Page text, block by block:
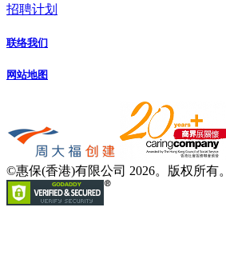
招聘计划
联络我们
网站地图
©惠保(香港)有限公司 2026。版权所有。